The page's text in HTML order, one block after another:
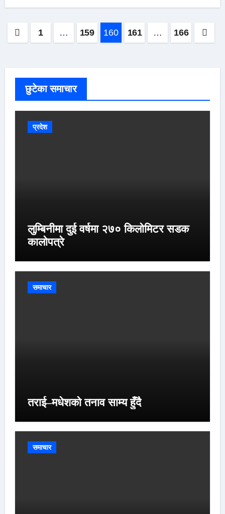
Posts1 … 159 160 161 … 166
छुटेका समाचार
प्रदेश
लुम्बिनीमा दुई वर्षमा २७० किलोमिटर सडक
कालोपत्रे
समाचार
तराई–मधेशको तनाव साम्य हुँदै
समाचार